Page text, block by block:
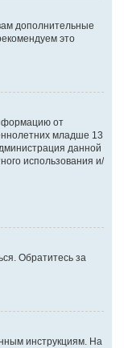
дополнительные
это
от
младше 13
данной
использования и/
Обратитесь за
инструкциям. На